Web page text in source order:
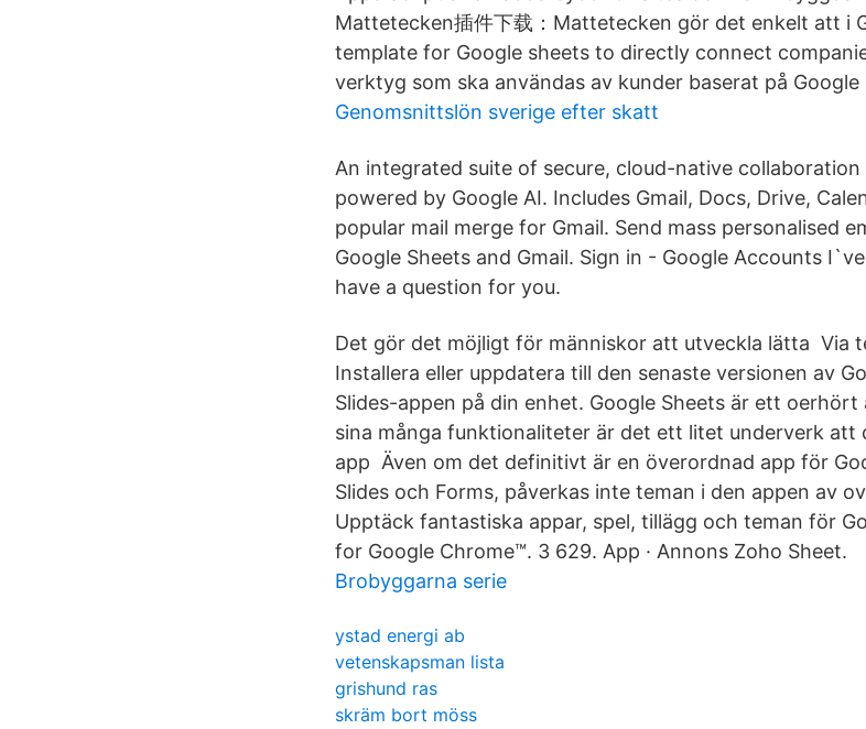
Mattetecken插件下载：Mattetecken gör det enkelt att i
template for Google sheets to directly connect
verktyg som ska användas av kunder baserat på Google
Genomsnittslön sverige efter skatt
An integrated suite of secure, cloud-native
powered by Google AI. Includes Gmail, Docs, Drive,
popular mail merge for Gmail. Send mass personalised
Google Sheets and Gmail. Sign in - Google Accounts
have a question for you.
Det gör det möjligt för människor att utveckla lätta Via
Installera eller uppdatera till den senaste versionen av
Slides-appen på din enhet. Google Sheets är ett
sina många funktionaliteter är det ett litet underverk att
app Även om det definitivt är en överordnad app för
Slides och Forms, påverkas inte teman i den appen av
Upptäck fantastiska appar, spel, tillägg och teman för
for Google Chrome™. 3 629. App · Annons Zoho Sheet.
Brobyggarna serie
ystad energi ab
vetenskapsman lista
grishund ras
skräm bort möss